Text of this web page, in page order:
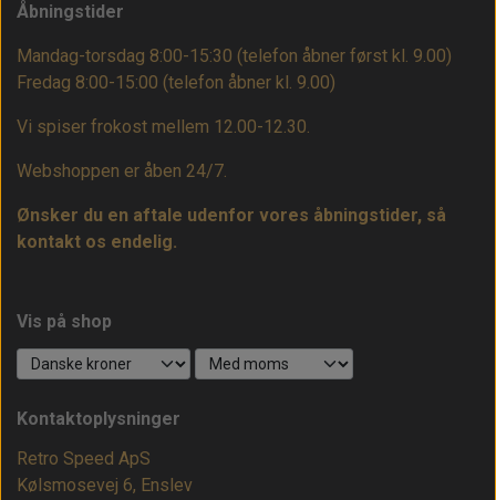
Åbningstider
Mandag-torsdag 8:00-15:30 (telefon åbner først kl. 9.00)
Fredag 8:00-15:00 (telefon åbner kl. 9.00)
Vi spiser frokost mellem 12.00-12.30.
Webshoppen er åben 24/7.
Ønsker du en aftale udenfor vores åbningstider, så
kontakt os endelig.
Vis på shop
Kontaktoplysninger
Retro Speed ApS
Kølsmosevej 6, Enslev